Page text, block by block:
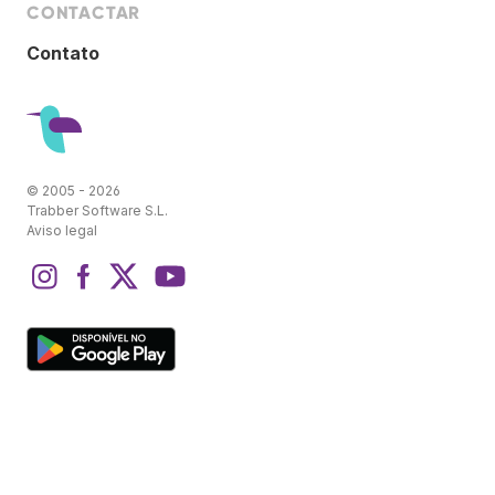
CONTACTAR
Contato
© 2005 - 2026
Trabber Software S.L.
Aviso legal